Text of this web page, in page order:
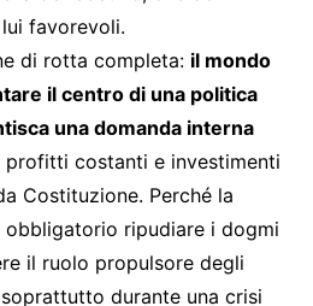
favorevoli.
di rotta completa: il mondo
il centro di una politica
una domanda interna
profitti costanti e investimenti
Costituzione. Perché la
ripudiare i dogmi
il ruolo propulsore degli
durante una crisi